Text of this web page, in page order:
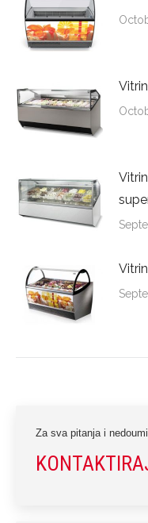
Za sva pitanja i